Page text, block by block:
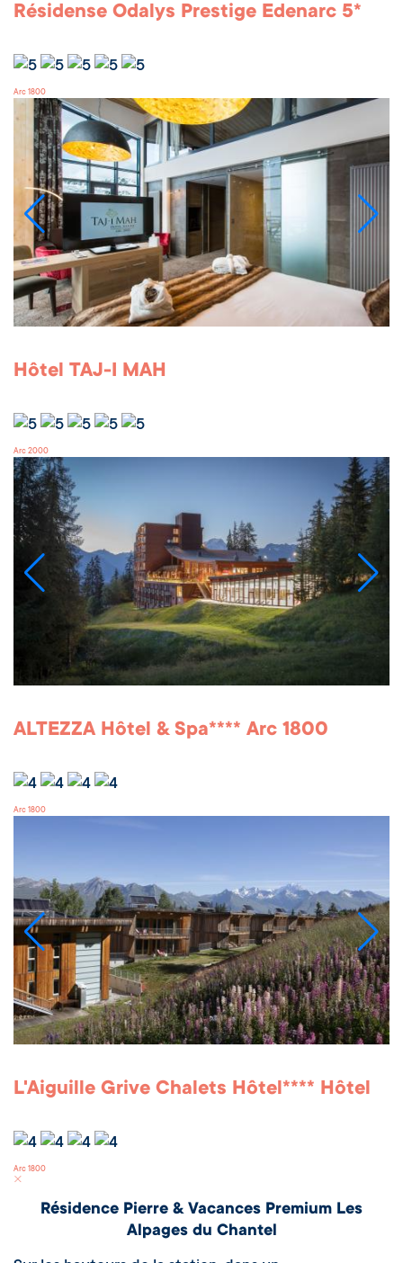
Résidense Odalys Prestige Edenarc 5*
Arc 1800
Hôtel TAJ-I MAH
Arc 2000
ALTEZZA Hôtel & Spa**** Arc 1800
Arc 1800
L'Aiguille Grive Chalets Hôtel**** Hôtel
Arc 1800
Résidence Pierre & Vacances Premium Les
Alpages du Chantel